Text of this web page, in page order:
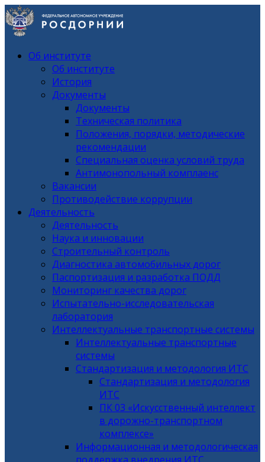
Об институте
Об институте
История
Документы
Документы
Техническая политика
Положения, порядки, методические
рекомендации
Специальная оценка условий труда
Антимонопольный комплаенс
Вакансии
Противодействие коррупции
Деятельность
Деятельность
Наука и инновации
Строительный контроль
Диагностика автомобильных дорог
Паспортизация и разработка ПОДД
Мониторинг качества дорог
Испытательно-исследовательская
лаборатория
Интеллектуальные транспортные системы
Интеллектуальные транспортные
системы
Стандартизация и методология ИТС
Стандартизация и методология
ИТС
ПК 03 «Искусственный интеллект
в дорожно-транспортном
комплексе»
Информационная и методологическая